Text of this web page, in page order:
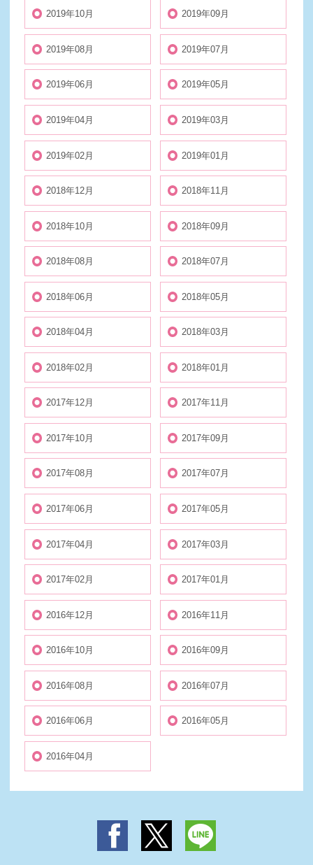
2019年10月 2019年09月
2019年08月 2019年07月
2019年06月 2019年05月
2019年04月 2019年03月
2019年02月 2019年01月
2018年12月 2018年11月
2018年10月 2018年09月
2018年08月 2018年07月
2018年06月 2018年05月
2018年04月 2018年03月
2018年02月 2018年01月
2017年12月 2017年11月
2017年10月 2017年09月
2017年08月 2017年07月
2017年06月 2017年05月
2017年04月 2017年03月
2017年02月 2017年01月
2016年12月 2016年11月
2016年10月 2016年09月
2016年08月 2016年07月
2016年06月 2016年05月
2016年04月